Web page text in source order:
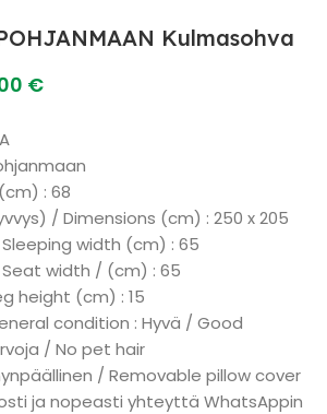
Kulmasohva
€
: 68
/ Dimensions (cm) : 250 x 205
width (cm) : 65
width / (cm) : 65
height (cm) : 15
condition : Hyvä / Good
/ No pet hair
/ Removable pillow cover
ja nopeasti yhteyttä WhatsAppin